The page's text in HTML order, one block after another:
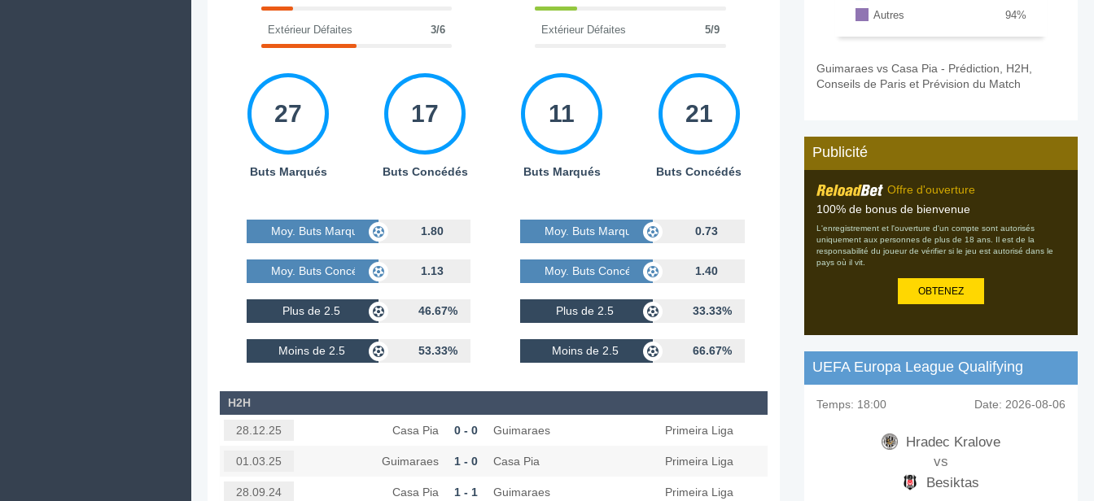
Extérieur Défaites 3/6
27
Buts Marqués
17
Buts Concédés
Moy. Buts Marqués 1.80
Moy. Buts Concédés 1.13
Plus de 2.5 46.67%
Moins de 2.5 53.33%
Extérieur Défaites 5/9
11
Buts Marqués
21
Buts Concédés
Moy. Buts Marqués 0.73
Moy. Buts Concédés 1.40
Plus de 2.5 33.33%
Moins de 2.5 66.67%
H2H
28.12.25 Casa Pia 0 - 0 Guimaraes Primeira Liga
01.03.25 Guimaraes 1 - 0 Casa Pia Primeira Liga
28.09.24 Casa Pia 1 - 1 Guimaraes Primeira Liga
Autres
%
94
Guimaraes vs Casa Pia - Prédiction, H2H,
Conseils de Paris et Prévision du Match
Publicité
Offre d'ouverture
100% de bonus de bienvenue
L'enregistrement et l'ouverture d'un compte sont autorisés
uniquement aux personnes de plus de 18 ans. Il est de la
responsabilité du joueur de vérifier si le jeu est autorisé dans le
pays où il vit.
OBTENEZ
UEFA Europa League Qualifying
Temps: 18:00 Date: 2026-08-06
Hradec Kralove
vs
Besiktas